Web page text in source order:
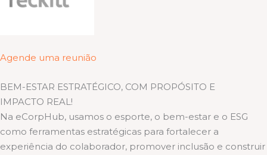
Agende uma reunião
BEM-ESTAR ESTRATÉGICO, COM PROPÓSITO E
IMPACTO REAL!
Na eCorpHub, usamos o esporte, o bem-estar e o ESG
como ferramentas estratégicas para fortalecer a
experiência do colaborador, promover inclusão e construir